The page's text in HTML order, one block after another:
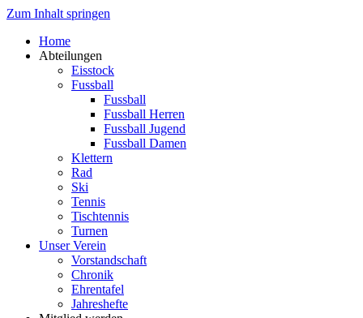
Zum Inhalt springen
Home
Abteilungen
Eisstock
Fussball
Fussball
Fussball Herren
Fussball Jugend
Fussball Damen
Klettern
Rad
Ski
Tennis
Tischtennis
Turnen
Unser Verein
Vorstandschaft
Chronik
Ehrentafel
Jahreshefte